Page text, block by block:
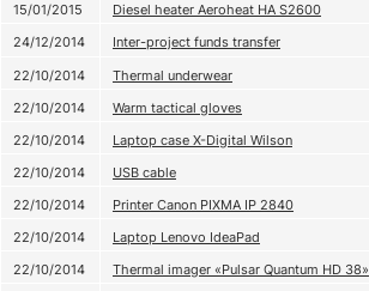
15/01/2015
Diesel heater Aeroheat НА S2600
24/12/2014
Inter-project funds transfer
22/10/2014
Thermal underwear
22/10/2014
Warm tactical gloves
22/10/2014
Laptop case X-Digital Wilson
22/10/2014
USB cable
22/10/2014
Printer Canon PIXMA IP 2840
22/10/2014
Laptop Lenovo IdeaPad
22/10/2014
Thermal imager «Pulsar Quantum HD 38»